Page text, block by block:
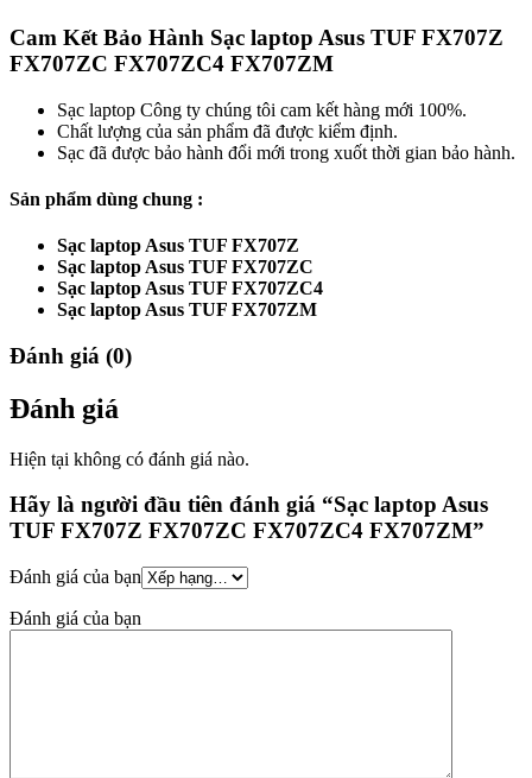
Cam Kết Bảo Hành Sạc laptop Asus TUF FX707Z
FX707ZC FX707ZC4 FX707ZM
Sạc laptop Công ty chúng tôi cam kết hàng mới 100%.
Chất lượng của sản phẩm đã được kiểm định.
Sạc đã được bảo hành đổi mới trong xuốt thời gian bảo hành.
Sản phẩm dùng chung :
Sạc laptop Asus TUF FX707Z
Sạc laptop Asus TUF FX707ZC
Sạc laptop Asus TUF FX707ZC4
Sạc laptop Asus TUF FX707ZM
Đánh giá (0)
Đánh giá
Hiện tại không có đánh giá nào.
Hãy là người đầu tiên đánh giá “Sạc laptop Asus
TUF FX707Z FX707ZC FX707ZC4 FX707ZM”
Đánh giá của bạn
Đánh giá của bạn